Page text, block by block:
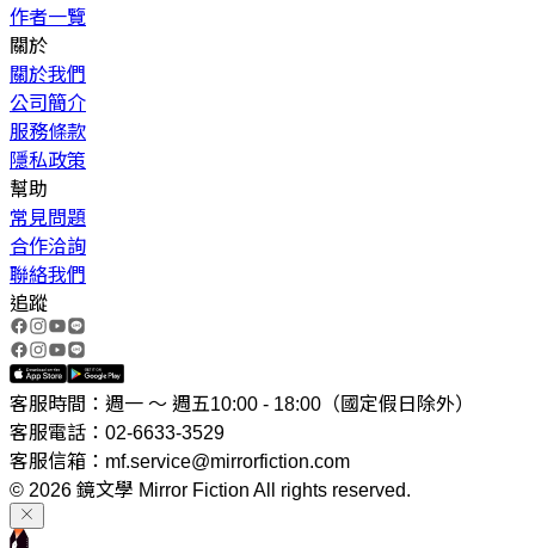
作者一覽
關於
關於我們
公司簡介
服務條款
隱私政策
幫助
常見問題
合作洽詢
聯絡我們
追蹤
客服時間：週一 ～ 週五10:00 - 18:00（國定假日除外）
客服電話：02-6633-3529
客服信箱：mf.service@mirrorfiction.com
© 2026 鏡文學 Mirror Fiction All rights reserved.